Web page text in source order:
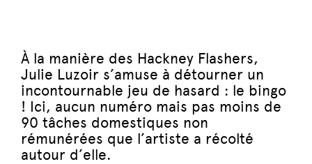
À la manière des Hackney Flashers,
Julie Luzoir s’amuse à détourner un
incontournable jeu de hasard : le bingo
! Ici, aucun numéro mais pas moins de
90 tâches domestiques non
rémunérées que l’artiste a récolté
autour d’elle.